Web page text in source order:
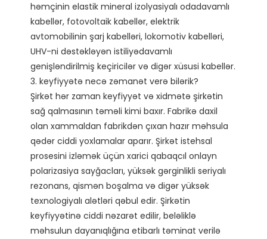
həmçinin elastik mineral izolyasiyalı odadavamlı
kabellər, fotovoltaik kabellər, elektrik
avtomobilinin şarj kabelləri, lokomotiv kabelləri,
UHV-ni dəstəkləyən istiliyədavamlı
genişləndirilmiş keçiricilər və digər xüsusi kabellər.
3. keyfiyyətə necə zəmanət verə bilərik?
Şirkət hər zaman keyfiyyət və xidmətə şirkətin
sağ qalmasının təməli kimi baxır. Fabrikə daxil
olan xammaldan fabrikdən çıxan hazır məhsula
qədər ciddi yoxlamalar aparır. Şirkət istehsal
prosesini izləmək üçün xarici qabaqcıl onlayn
polarizasiya sayğacları, yüksək gərginlikli seriyalı
rezonans, qismən boşalma və digər yüksək
texnologiyalı alətləri qəbul edir. Şirkətin
keyfiyyətinə ciddi nəzarət edilir, beləliklə
məhsulun dayanıqlığına etibarlı təminat verilə